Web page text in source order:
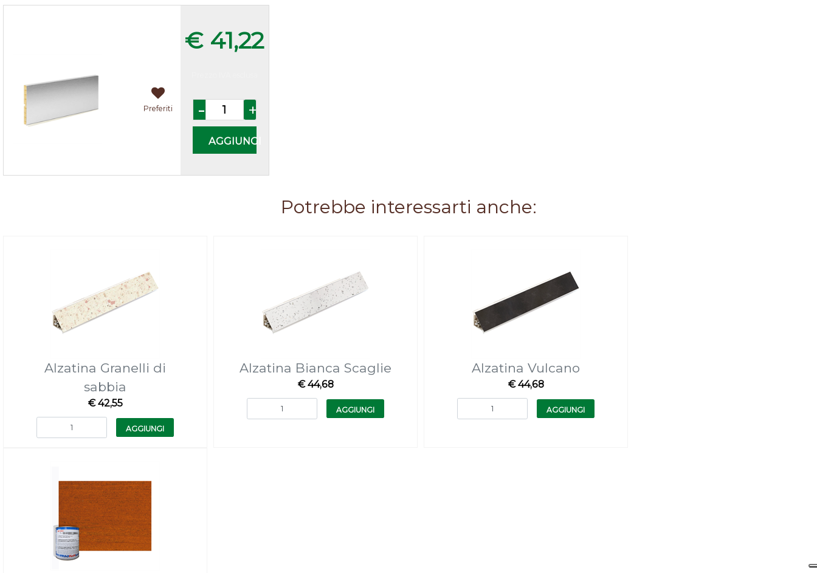
Preferiti
€ 41,22
Quantità
AGGIUNGI
Potrebbe interessarti anche:
Alzatina Granelli di
sabbia
€ 42,55
Quantità
AGGIUNGI
Alzatina Bianca Scaglie
€ 44,68
Quantità
AGGIUNGI
Alzatina Vulcano
€ 44,68
Quantità
AGGIUNGI